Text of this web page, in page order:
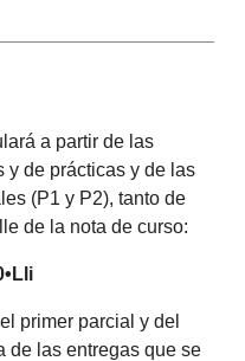
a partir de las
y de prácticas y de las
(P1 y P2), tanto de
de la nota de curso:
primer parcial y del
de las entregas que se